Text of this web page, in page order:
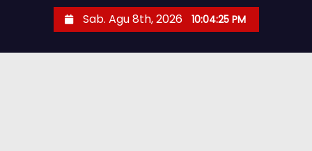
Sab. Agu 8th, 2026 10:04:26 PM